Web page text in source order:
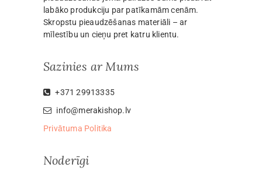
labāko produkciju par patīkamām cenām.
Skropstu pieaudzēšanas materiāli – ar
mīlestību un cieņu pret katru klientu.
Sazinies ar Mums
+371 29913335
info@merakishop.lv
Privātuma Politika
Noderīgi